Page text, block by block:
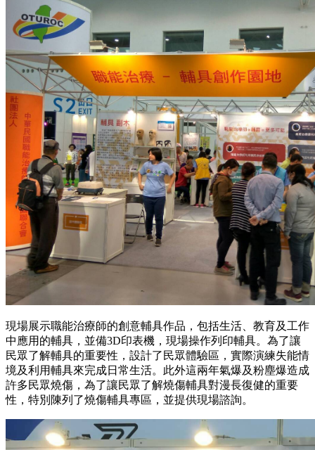
現場展示職能治療師的創意輔具作品，包括生活、教育及工作
中應用的輔具，並備3D印表機，現場操作列印輔具。為了讓
民眾了解輔具的重要性，設計了民眾體驗區，實際演練失能情
境及利用輔具來完成日常生活。此外這兩年氣爆及粉塵爆造成
許多民眾燒傷，為了讓民眾了解燒傷輔具對漫長復健的重要
性，特別陳列了燒傷輔具專區，並提供現場諮詢。